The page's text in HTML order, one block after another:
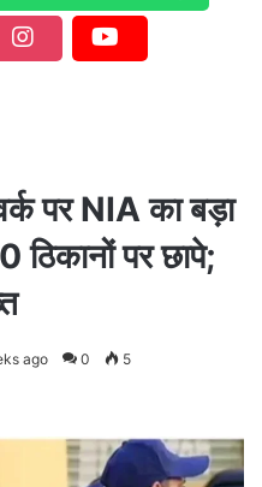
पर NIA का बड़ा
ठिकानों पर छापे;
ago 0 5